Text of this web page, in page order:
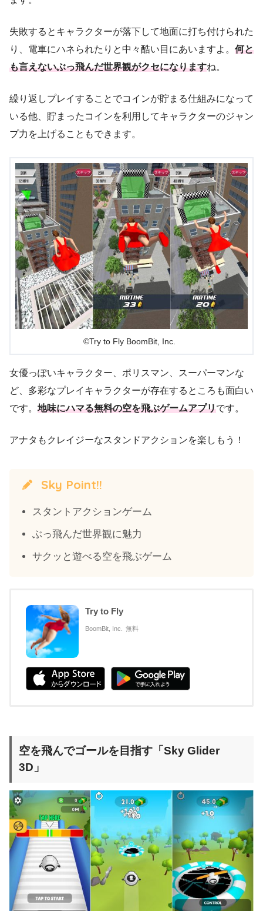
失敗するとキャラクターが落下して地面に打ち付けられた
り、電車にハネられたりと中々酷い目にあいますよ。 何と
も言えないぶっ飛んだ世界観がクセになりますね。
繰り返しプレイすることでコインが貯まる仕組みになって
いる他、貯まったコインを利用してキャラクターのジャン
プ力を上げることもできます。
©Try to Fly BoomBit, Inc.
女優っぽいキャラクター、ポリスマン、スーパーマンな
ど、多彩なプレイキャラクターが存在するところも面白い
です。 地味にハマる無料の空を飛ぶゲームアプリです。
アナタもクレイジーなスタンドアクションを楽しもう！
Sky Point!!
スタントアクションゲーム
ぶっ飛んだ世界観に魅力
サクッと遊べる空を飛ぶゲーム
Try to Fly
BoomBit, Inc. 無料
空を飛んでゴールを目指す「Sky Glider
3D」